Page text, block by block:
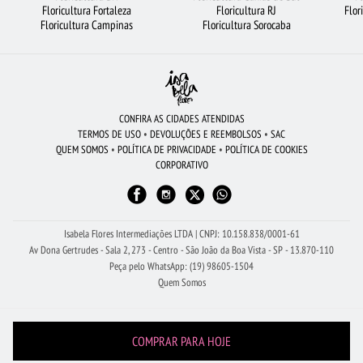
CESTA DE CHOCOLATE ARRANJO DE FLORES
URSO DE PELÚCIA
FLORICULTURA JUNDIAÍ
FLORICULTURA GOIÂNIA ROSAS BRANCAS CESTA DE FRUTAS
FLORICULTURA RIBEIRÃO PRETO FLORICULTURA SANTO ANDRÉ
FLORICULTURA SANTOS FLORICULTURA JOÃO PESSOA
FLORES DO CAMPO FLORICULTURA CAMPINAS
Floricultura Fortaleza
Floricultura Campinas
Floricultura RJ
Floricultura Sorocaba
CONFIRA AS CIDADES ATENDIDAS
TERMOS DE USO • DEVOLUÇÕES E REEMBOLSOS • SAC
QUEM SOMOS • POLÍTICA DE PRIVACIDADE • POLÍTICA DE COOKIES
CORPORATIVO
Isabela Flores Intermediações LTDA | CNPJ: 10.158.838/0001-61
Av Dona Gertrudes - Sala 2, 273 - Centro - São João da Boa Vista - SP - 13.870-110
Peça pelo WhatsApp: (19) 98605-1504
Quem Somos
COMPRAR PARA HOJE